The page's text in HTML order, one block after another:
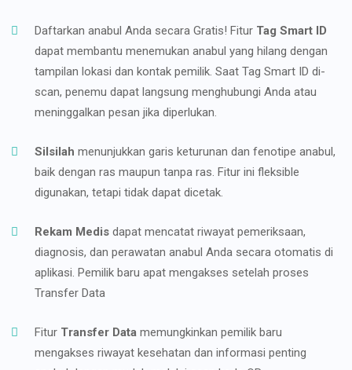
Daftarkan anabul Anda secara Gratis! Fitur Tag Smart ID
dapat membantu menemukan anabul yang hilang dengan
tampilan lokasi dan kontak pemilik. Saat Tag Smart ID di-
scan, penemu dapat langsung menghubungi Anda atau
meninggalkan pesan jika diperlukan.
Silsilah menunjukkan garis keturunan dan fenotipe anabul,
baik dengan ras maupun tanpa ras. Fitur ini fleksible
digunakan, tetapi tidak dapat dicetak.
Rekam Medis dapat mencatat riwayat pemeriksaan,
diagnosis, dan perawatan anabul Anda secara otomatis di
aplikasi. Pemilik baru apat mengakses setelah proses
Transfer Data
Fitur Transfer Data memungkinkan pemilik baru
mengakses riwayat kesehatan dan informasi penting